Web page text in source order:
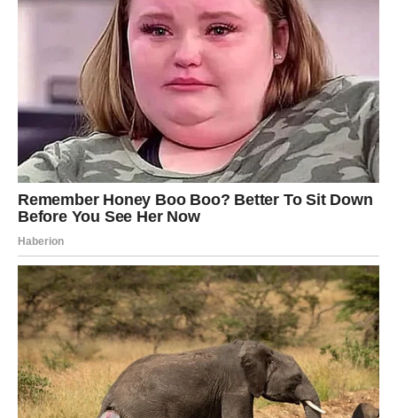
dodajte žličicu soli. Miješajte smjesu dok se sol potpuno ne
otopi, nakon čega otopinom možete ispirati sinuse. U tu svrhu
možete koristiti kuhalo za vodu ili štrcaljku.
Morska sol sastoji se od približno 80 različitih minerala
dobivenih iz mora. Njegove dobrobiti za dišni sustav su
značajne, jer pomaže u obnavljanju sluznice, a istovremeno
pokazuje antiseptička svojstva. Ovaj zamršeni tretman trebao
bi se primjenjivati ​​svake noći nekoliko uzastopnih dana. U
kratkom razdoblju, gnojna sluz će vjerojatno biti izbačena iz
nosnih prolaza, što zahtijeva čišćenje sinusa.
Nanošenje toplog jastučića morske soli na uho također može
ublažiti bol u uhu. Za pripremu ovog lijeka dovoljno je zagrijati
sol u suhoj tavi, staviti je u čarapu i prisloniti uz uho.